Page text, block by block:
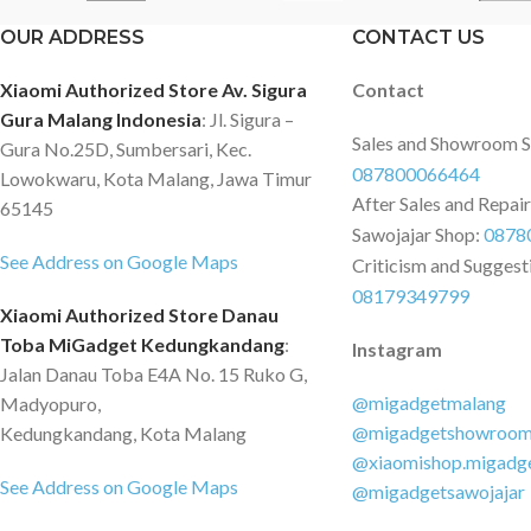
fisher. FEATURES Universal
Mounting Pattern Bisa digunakan
untuk segala jenis Merk TV sehingga
anda tidak perlu takut akan
kecocokannya. Dapat digunakan
untuk segala jenis TV atau monitor
Installation Anda telah mendapat
untuk memasang TV di bracket ini
seperti baut dan mur. Metal Bracket
Bahan bracket terbuat dari besi
dengan ketebalan sehingga Anda
dapat dengan aman menggantung TV
Material : Metal Dimension Thick:
60W Size : 720.7 x
MPG/MPEG1/
Support image
PNG Support audio
MP3/AAC/
ADPCM/MS-
OUR ADDRESS
Xiaomi Authorized Store Av. Sigura
Gura Malang Indonesia: Jl. Sigura –
Gura No.25D, Sumbersari, Kec.
Lowokwaru, Kota Malang, Jawa Timur
65145
See Address on Google Maps
Xiaomi Authorized Store Danau
Toba MiGadget Kedungkandang:
Jalan Danau Toba E4A No. 15 Ruko G,
Madyopuro,
Kedungkandang, Kota Malang
See Address on Google Maps
CONTACT US
Contact
Sales and Showroom
087800066464
After Sales and
Sawojajar Shop:
Criticism and
08179349799
Instagram
@migadgetmalang
@migadgetsawojajar